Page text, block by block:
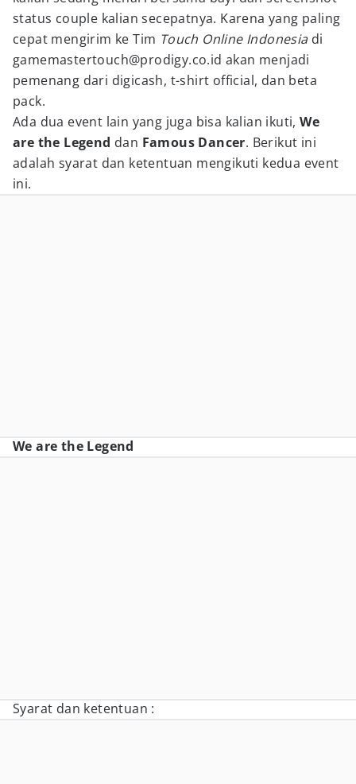
status couple kalian secepatnya. Karena yang paling
cepat mengirim ke Tim Touch Online Indonesiadi
gamemastertouch@prodigy.co.id akan menjadi
pemenang dari digicash, t-shirt official, dan beta
pack.
Ada dua event lain yang juga bisa kalian ikuti,We
are the Legend dan Famous Dancer. Berikut ini
adalah syarat dan ketentuan mengikuti kedua event
ini.
We are the Legend
Syarat dan ketentuan :